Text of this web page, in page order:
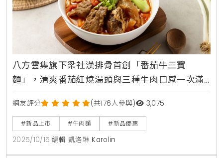
八方雲集旗下梁社漢排骨首創「番茄牛三寶
麵」，清爽番茄紅燒湯頭與三種牛肉口感一次滿
足，新品限時優惠開跑
網友評分 (共176人參與) 3,075
#新品上市 #牛肉麵 #新品優惠
2025/10/15 編輯 凱洛琳 Karolin